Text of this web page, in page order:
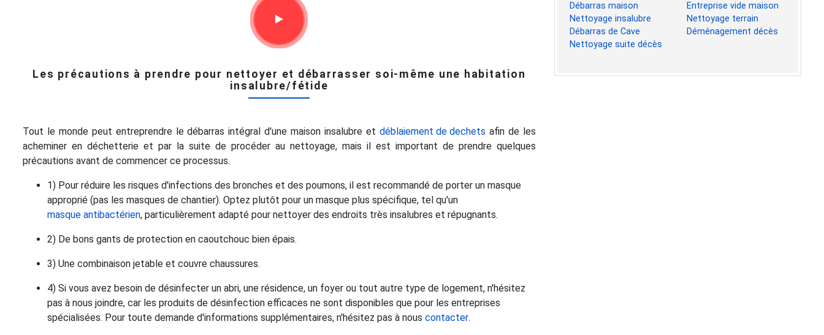
Les précautions à prendre pour nettoyer et débarrasser soi-même une habitation
insalubre/fétide
Tout le monde peut entreprendre le débarras intégral d'une maison insalubre et déblaiement de dechets afin de les
acheminer en déchetterie et par la suite de procéder au nettoyage, mais il est important de prendre quelques
précautions avant de commencer ce processus.
1) Pour réduire les risques d'infections des bronches et des poumons, il est recommandé de porter un masque
approprié (pas les masques de chantier). Optez plutôt pour un masque plus spécifique, tel qu'un
masque antibactérien, particulièrement adapté pour nettoyer des endroits très insalubres et répugnants.
2) De bons gants de protection en caoutchouc bien épais.
3) Une combinaison jetable et couvre chaussures.
4) Si vous avez besoin de désinfecter un abri, une résidence, un foyer ou tout autre type de logement, n'hésitez
pas à nous joindre, car les produits de désinfection efficaces ne sont disponibles que pour les entreprises
spécialisées. Pour toute demande d'informations supplémentaires, n'hésitez pas à nous contacter.
Débarras maison
Nettoyage insalubre
Débarras de Cave
Nettoyage suite décès
Entreprise vide maison
Nettoyage terrain
Déménagement décès